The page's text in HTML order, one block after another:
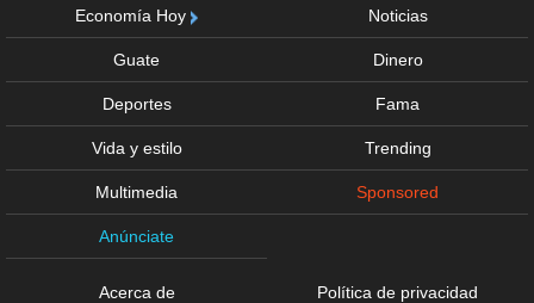
Economía Hoy Noticias
Guate Dinero
Deportes Fama
Vida y estilo Trending
Multimedia Sponsored
Anúnciate
Acerca de Política de privacidad